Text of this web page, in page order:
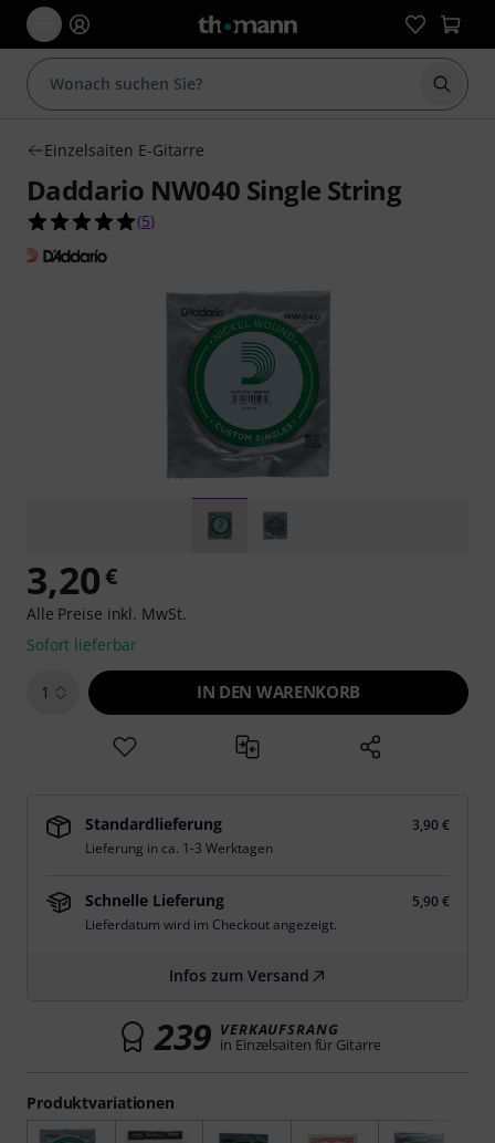
Suche
Einzelsaiten E-Gitarre
Daddario NW040 Single String
5.0 von 5 Sternen aus 5 Kundenbewertungen
(5)
Produktvariationen
3,20€
Alle Preise inkl. MwSt.
Sofort lieferbar
1 IN DEN WARENKORB
Standardlieferung
3,90 €
Lieferung in ca. 1-3 Werktagen
Schnelle Lieferung
5,90 €
Lieferdatum wird im Checkout angezeigt.
Infos zum Versand
239 VERKAUFSRANG
in Einzelsaiten für Gitarre